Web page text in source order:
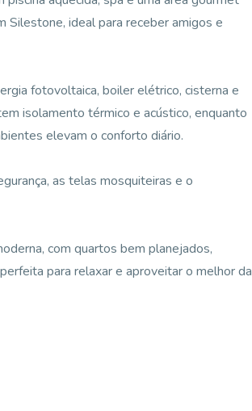
Silestone, ideal para receber amigos e
fotovoltaica, boiler elétrico, cisterna e
isolamento térmico e acústico, enquanto
elevam o conforto diário.
as telas mosquiteiras e o
com quartos bem planejados,
para relaxar e aproveitar o melhor da